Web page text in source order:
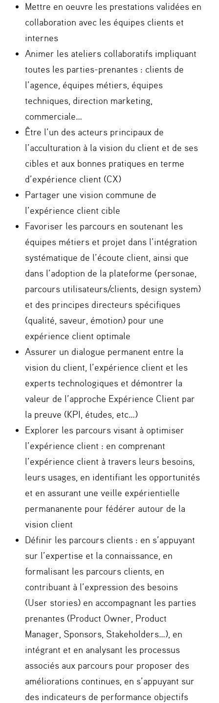
Mettre en oeuvre les prestations validées en
collaboration avec les équipes clients et
internes
Animer les ateliers collaboratifs impliquant
toutes les parties-prenantes : clients de
l’agence, équipes métiers, équipes
techniques, direction marketing,
commerciale…
Être l’un des acteurs principaux de
l’acculturation à la vision du client et de ses
cibles et aux bonnes pratiques en terme
d’expérience client (CX)
Partager une vision commune de
l’expérience client cible
Favoriser les parcours en soutenant les
équipes métiers et projet dans l’intégration
systématique de l’écoute client, ainsi que
dans l’adoption de la plateforme (personae,
parcours utilisateurs/clients, design system)
et des principes directeurs spécifiques
(qualité, saveur, émotion) pour une
expérience client optimale
Assurer un dialogue permanent entre la
vision du client, l’expérience client et les
experts technologiques et démontrer la
valeur de l’approche Expérience Client par
la preuve (KPI, études, etc…)
Explorer les parcours visant à optimiser
l’expérience client : en comprenant
l’expérience client à travers leurs besoins,
leurs usages, en identifiant les opportunités
et en assurant une veille expérientielle
permananente pour fédérer autour de la
vision client
Définir les parcours clients : en s’appuyant
sur l’expertise et la connaissance, en
formalisant les parcours clients, en
contribuant à l’expression des besoins
(User stories) en accompagnant les parties
prenantes (Product Owner, Product
Manager, Sponsors, Stakeholders…), en
intégrant et en analysant les processus
associés aux parcours pour proposer des
améliorations continues, en s’appuyant sur
des indicateurs de performance objectifs